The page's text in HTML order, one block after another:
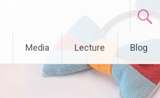
Media Lecture Blog